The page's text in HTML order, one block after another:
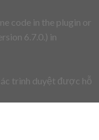
code in the plugin or
6.7.0.) in
trình duyệt được hỗ